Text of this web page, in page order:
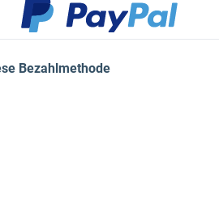
Bezahlmethode